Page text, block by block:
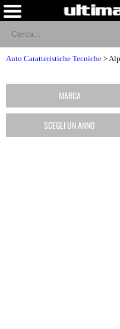
Auto Caratteristiche Tecniche >
MARCA
SCEGLI UN ANNO